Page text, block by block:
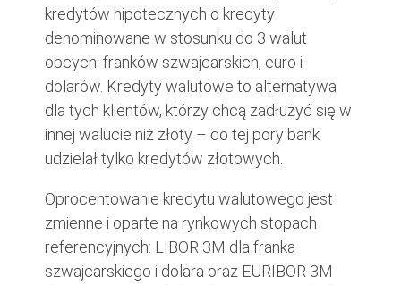
kredytów hipotecznych o kredyty
denominowane w stosunku do 3 walut
obcych: franków szwajcarskich, euro i
dolarów. Kredyty walutowe to alternatywa
dla tych klientów, którzy chcą zadłużyć się w
innej walucie niż złoty – do tej pory bank
udzielał tylko kredytów złotowych.
Oprocentowanie kredytu walutowego jest
zmienne i oparte na rynkowych stopach
referencyjnych: LIBOR 3M dla franka
szwajcarskiego i dolara oraz EURIBOR 3M